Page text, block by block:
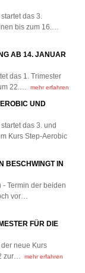
das 3.
bis zum 16.…
AB 14. JANUAR
das 1. Trimester
22.…
mehr erfahren
UND
das 3. und
Kurs Step-Aerobic
BESCHWINGT IN
Termin der beiden
vor…
FÜR DIE
neue Kurs
zur…
mehr erfahren